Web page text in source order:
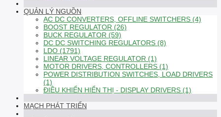
QUẢN LÝ NGUỒN
AC DC CONVERTERS, OFFLINE SWITCHERS (4)
BOOST REGULATOR (26)
BUCK REGULATOR (59)
DC DC SWITCHING REGULATORS (8)
LDO (1791)
LINEAR VOLTAGE REGULATOR (1)
MOTOR DRIVERS, CONTROLLERS (1)
POWER DISTRIBUTION SWITCHES, LOAD DRIVERS
(1)
ĐIỀU KHIỂN HIỂN THỊ - DISPLAY DRIVERS (1)
MẠCH PHÁT TRIỂN